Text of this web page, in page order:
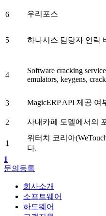
6 우리포스
5 하나시스 담당자 연락
4
Software cracking
emulators, keygens,
3 MagicERP API 제공 여
2
사내카페 모델에서의
1
위터치 코리아
다.
1
문의등록
회사소개
소프트웨어
하드웨어